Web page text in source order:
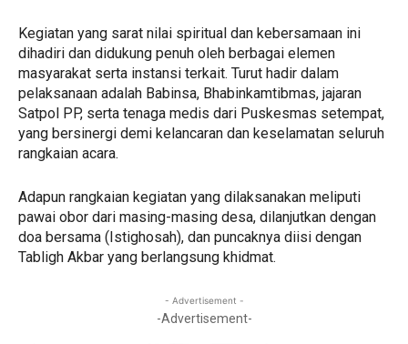
Kegiatan yang sarat nilai spiritual dan kebersamaan ini
dihadiri dan didukung penuh oleh berbagai elemen
masyarakat serta instansi terkait. Turut hadir dalam
pelaksanaan adalah Babinsa, Bhabinkamtibmas, jajaran
Satpol PP, serta tenaga medis dari Puskesmas setempat,
yang bersinergi demi kelancaran dan keselamatan seluruh
rangkaian acara.
Adapun rangkaian kegiatan yang dilaksanakan meliputi
pawai obor dari masing-masing desa, dilanjutkan dengan
doa bersama (Istighosah), dan puncaknya diisi dengan
Tabligh Akbar yang berlangsung khidmat.
- Advertisement -
-Advertisement-